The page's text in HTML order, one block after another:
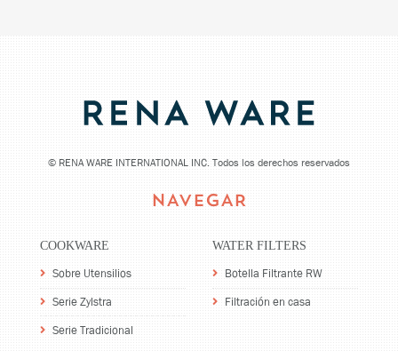
© RENA WARE INTERNATIONAL INC. Todos los derechos reservados
NAVEGAR
COOKWARE
Sobre Utensilios
Serie Zylstra
Serie Tradicional
WATER FILTERS
Botella Filtrante RW
Filtración en casa